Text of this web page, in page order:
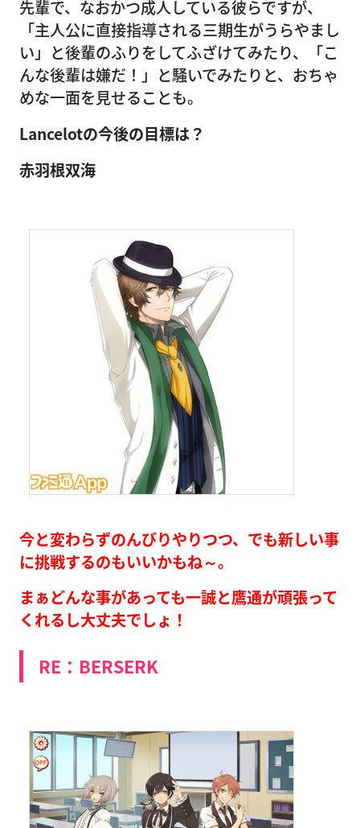
先輩で、なおかつ成人している彼らですが、
「主人公に直接指導される三期生がうらやまし
い」と後輩のふりをしてふざけてみたり、「こ
んな後輩は嫌だ！」と騒いでみたりと、おちゃ
めな一面を見せることも。
Lancelotの今後の目標は？
赤羽根双海
今と変わらずのんびりやりつつ、でも新しい事
に挑戦するのもいいかもね～。
まぁどんな事があっても一誠と鷹通が頑張って
くれるし大丈夫でしょ！
RE：BERSERK